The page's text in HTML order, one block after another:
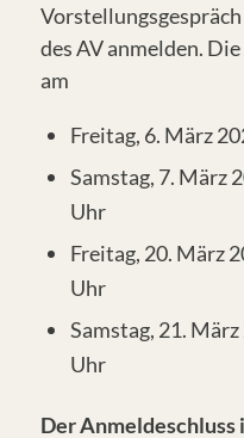
des AV anmelden.
am
Freitag, 6. März
Samstag, 7. März
Uhr
Freitag, 20. März
Uhr
Samstag, 21.
Uhr
Der Anmeldeschluss